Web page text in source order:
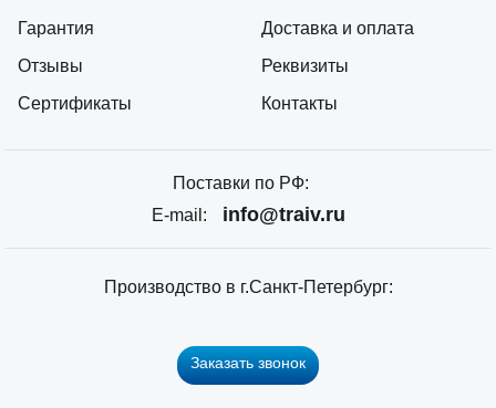
Гарантия
Отзывы
Сертификаты
Доставка и оплата
Реквизиты
Контакты
Поставки по РФ:
E-mail:
info@traiv.ru
Производство в г.Санкт-Петербург:
Заказать звонок